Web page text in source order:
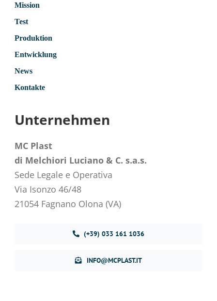
Mission
Test
Produktion
Entwicklung
News
Kontakte
Unternehmen
MC Plast
di Melchiori Luciano & C. s.a.s.
Sede Legale e Operativa
Via Isonzo 46/48
21054 Fagnano Olona (VA)
(+39) 033 161 1036
INFO@MCPLAST.IT